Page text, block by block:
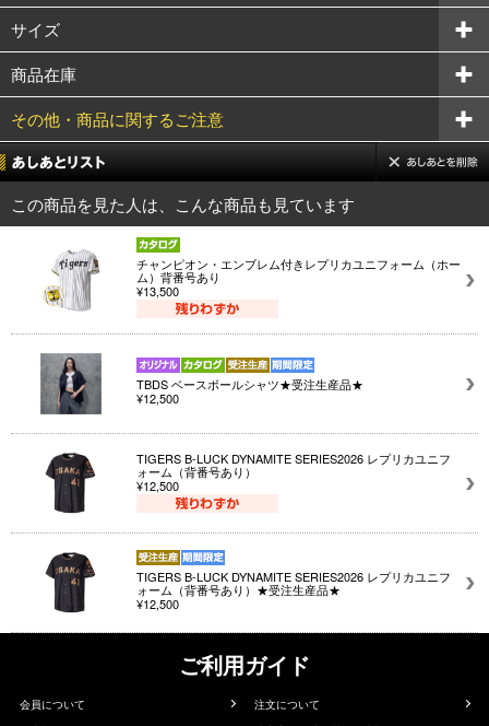
サイズ
商品在庫
その他・商品に関するご注意
この商品を見た人は、こんな商品も見ています
チャンピオン・エンブレム付きレプリカユニフォーム（ホー
ム）背番号あり
¥13,500
TBDS ベースボールシャツ★受注生産品★
¥12,500
TIGERS B-LUCK DYNAMITE SERIES2026 レプリカユニフ
ォーム（背番号あり）
¥12,500
TIGERS B-LUCK DYNAMITE SERIES2026 レプリカユニフ
ォーム（背番号あり）★受注生産品★
¥12,500
ご利用ガイド
会員について
注文について